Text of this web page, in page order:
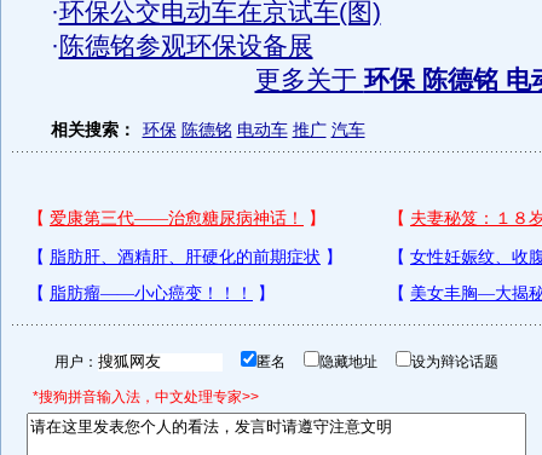
·环保公交电动车在京试车(图)
·陈德铭参观环保设备展
更多关于环保 陈德铭 电
相关搜索： 环保 陈德铭 电动车 推广 汽车
用户： 匿名 隐藏地址 设为辩论话题
*搜狗拼音输入法，中文处理专家>>